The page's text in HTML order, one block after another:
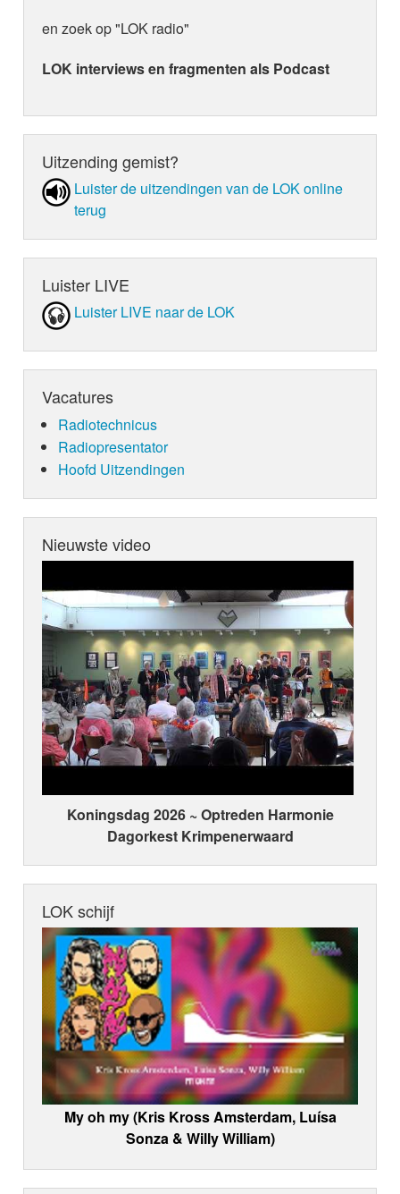
en zoek op "LOK radio"
LOK interviews en fragmenten als Podcast
Uitzending gemist?
Luister de uit­zen­din­gen van de LOK online
terug
Luister LIVE
Luister LIVE naar de LOK
Vacatures
Radiotechnicus
Radiopresentator
Hoofd Uitzendingen
Nieuwste video
Koningsdag 2026 ~ Optreden Harmonie
Dagorkest Krimpenerwaard
LOK schijf
My oh my (Kris Kross Amsterdam, Luísa
Sonza & Willy William)